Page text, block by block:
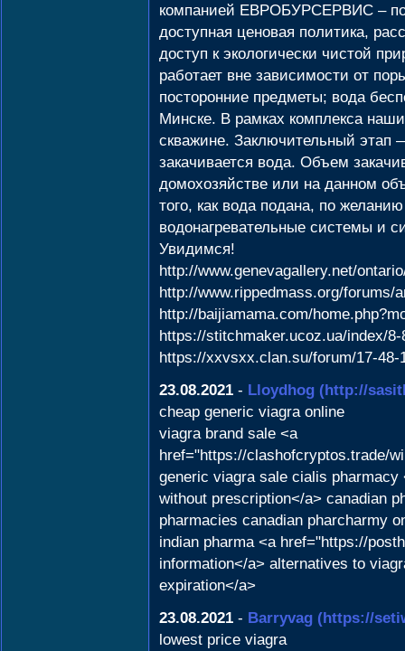
компанией ЕВРОБУРСЕРВИС –
доступная ценовая политика,
доступ к экологически чистой
работает вне зависимости от
посторонние предметы; вода
Минске. В рамках комплекса
скважине. Заключительный этап
закачивается вода. Объем
домохозяйстве или на данном
того, как вода подана, по
водонагревательные системы и
Увидимся!
http://www.genevagallery.net/
http://www.rippedmass.org/forums/
http://baijiamama.com/
https://stitchmaker.ucoz.ua/index/8-
https://xxvsxx.clan.su/forum/17-48-
23.08.2021 - Lloydhog (http://
cheap generic viagra online
viagra brand sale <a
href="https://clashofcryptos.trade/
generic viagra sale cialis
without prescription</a> canadian
pharmacies canadian pharcharmy
indian pharma <a href="https://
information</a> alternatives to
expiration</a>
23.08.2021 - Barryvag (https://
lowest price viagra